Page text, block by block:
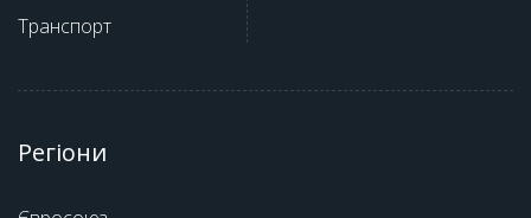
Транспорт
Регіони